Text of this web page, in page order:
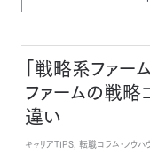
「戦略系ファー
ファームの戦略
違い
キャリアTIPS, 転職コラム・ノウハ